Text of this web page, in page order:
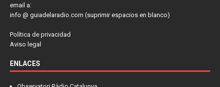
email a:
info @ guiadelaradio.com (suprimir espacios en blanco)
Política de privacidad
Aviso legal
ENLACES